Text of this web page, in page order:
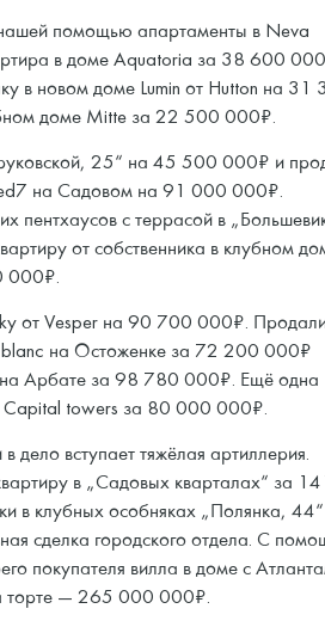
помощью апартаменты в Neva
в доме Aquatoria за 38 600
в новом доме Lumin от Hutton на 31
доме Mitte за 22 500 000₽.
25“ на 45 500 000₽ и
на Садовом на 91 000 000₽.
пентхаусов с террасой в
от собственника в клубном
000₽.
от Vesper на 90 700 000₽.
blanc на Остоженке за 72 200 000₽
Арбате за 98 780 000₽. Ещё одна
Capital towers за 80 000 000₽.
дело вступает тяжёлая артиллерия.
в „Садовых кварталах“ за
в клубных особняках „Полянка, 44“
сделка городского отдела. С
покупателя вилла в доме с
торте — 265 000 000₽.